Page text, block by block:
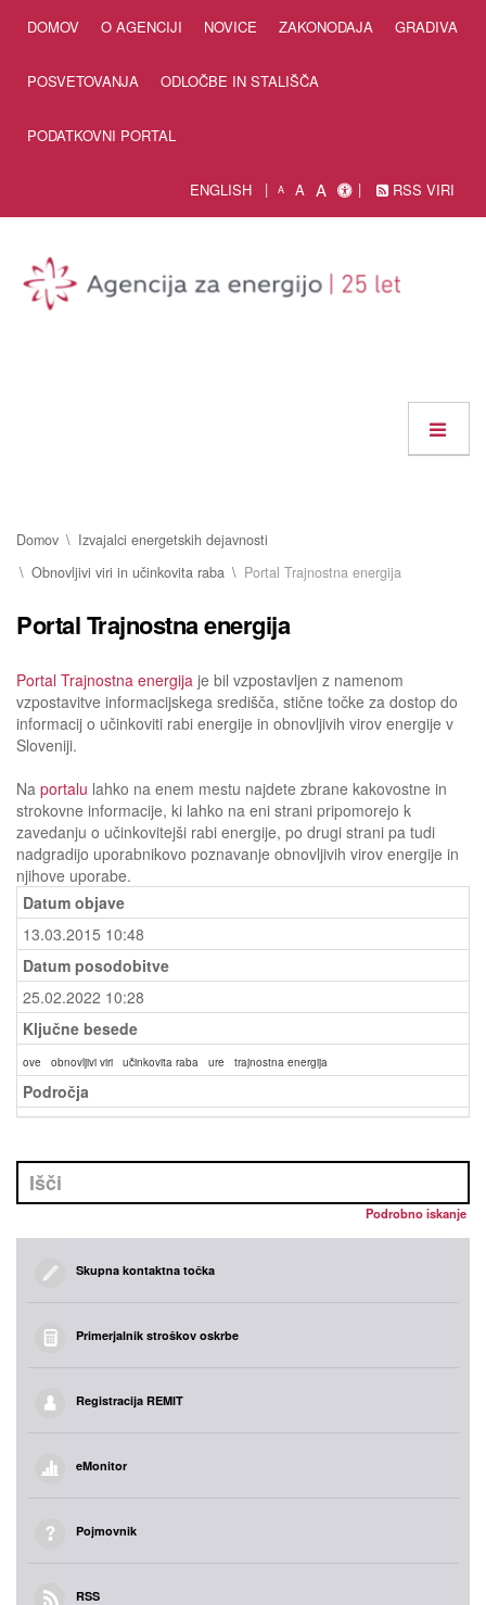
DOMOV O AGENCIJI NOVICE ZAKONODAJA GRADIVA
POSVETOVANJA ODLOČBE IN STALIŠČA
PODATKOVNI PORTAL
ENGLISH A A A RSS VIRI
Domov
Izvajalci energetskih dejavnosti
Obnovljivi viri in učinkovita raba
Portal Trajnostna energija
Portal Trajnostna energija
Portal Trajnostna energija je bil vzpostavljen z namenom
vzpostavitve informacijskega središča, stične točke za dostop do
informacij o učinkoviti rabi energije in obnovljivih virov energije v
Sloveniji.
Na portalu lahko na enem mestu najdete zbrane kakovostne in
strokovne informacije, ki lahko na eni strani pripomorejo k
zavedanju o učinkovitejši rabi energije, po drugi strani pa tudi
nadgradijo uporabnikovo poznavanje obnovljivih virov energije in
njihove uporabe.
Datum objave
13.03.2015 10:48
Datum posodobitve
25.02.2022 10:28
Ključne besede
ove obnovljivi viri učinkovita raba ure trajnostna energija
Področja
Podrobno iskanje
Skupna kontaktna točka
Primerjalnik stroškov oskrbe
Registracija REMIT
eMonitor
Pojmovnik
RSS